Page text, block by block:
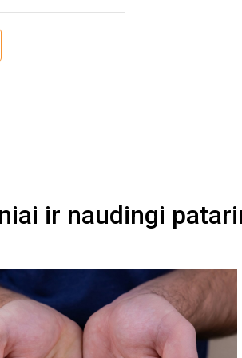
ir naudingi